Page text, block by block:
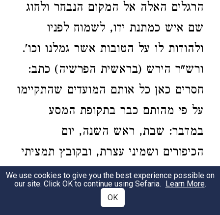
הרגלים האלה אל המקום הנבחר ולחוג
שם איש כמתנת ידו, לשמוח לפניו
ולהודות לו על הטובות אשר גמלנו וכו'.
ורש"ר הירש (בראשית הפרשיה) כתב:
חסרים כאן כל אותם המועדים שהתקיימו
על פי מהותם כבר בתקופת המסע
במדבר: שבת, ראש השנה, יום
הכיפורים ושמיני עצרת, ובקובץ תמציתי
זה שנכתב לצורך באי הארץ חזרו ונזכרו
רק פסח, שבועות וסוכות. נזכרו שבועות
We use cookies to give you the best experience possible on
our site. Click OK to continue using Sefaria. Learn More.
OK